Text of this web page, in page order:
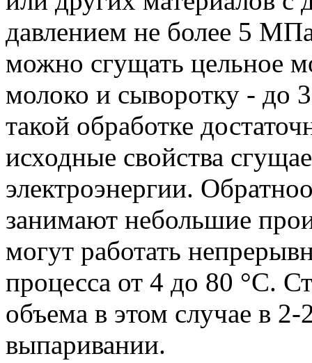
давлением не более 5
можно сгущать цельное
молоко и сыворотку - до
такой обработке
исходные свойства
электроэнергии.
занимают небольшие
могут работать
процесса от 4 до 80 °C.
объема в этом случае в
выпаривании.